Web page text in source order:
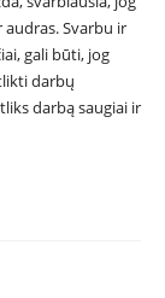
Svarbu ir
gali būti, jog
darbų
darbą saugiai ir